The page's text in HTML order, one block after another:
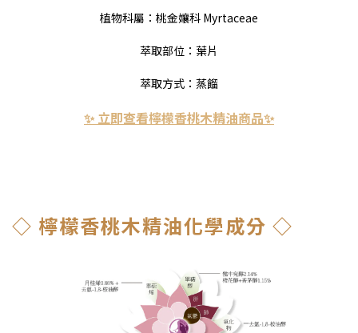
植物科屬：桃金孃科 Myrtaceae
萃取部位：葉片
萃取方式：蒸餾
✨ 立即查看檸檬香桃木精油商品✨
◇ 檸檬香桃木精油化學成分 ◇